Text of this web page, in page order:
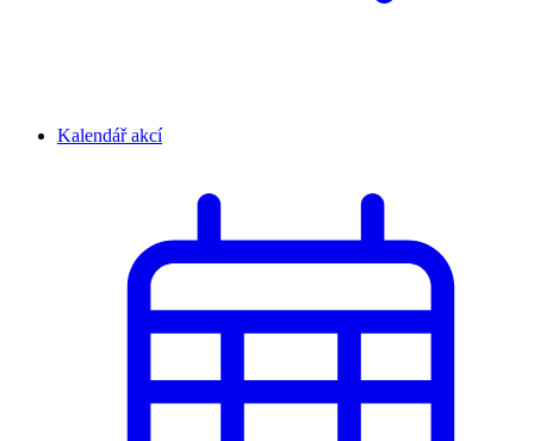
Kalendář akcí